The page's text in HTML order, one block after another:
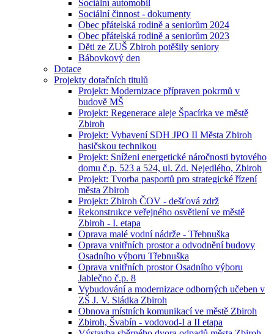
Sociální automobil
Sociální činnost - dokumenty
Obec přátelská rodině a seniorům 2024
Obec přátelská rodině a seniorům 2023
Děti ze ZUŠ Zbiroh potěšily seniory
Bábovkový den
Dotace
Projekty dotačních titulů
Projekt: Modernizace přípraven pokrmů v
budově MŠ
Projekt: Regenerace aleje Špacírka ve městě
Zbiroh
Projekt: Vybavení SDH JPO II Města Zbiroh
hasičskou technikou
Projekt: Sníženi energetické náročnosti bytového
domu č.p. 523 a 524, ul. Zd. Nejedlého, Zbiroh
Projekt: Tvorba pasportů pro strategické řízení
města Zbiroh
Projekt: Zbiroh ČOV - dešťová zdrž
Rekonstrukce veřejného osvětlení ve městě
Zbiroh - I. etapa
Oprava malé vodní nádrže - Třebnuška
Oprava vnitřních prostor a odvodnění budovy
Osadního výboru Třebnuška
Oprava vnitřních prostor Osadního výboru
Jablečno č.p. 8
Vybudování a modernizace odborných učeben v
ZŠ J. V. Sládka Zbiroh
Obnova místních komunikací ve městě Zbiroh
Zbiroh, Švabín - vodovod-I a II etapa